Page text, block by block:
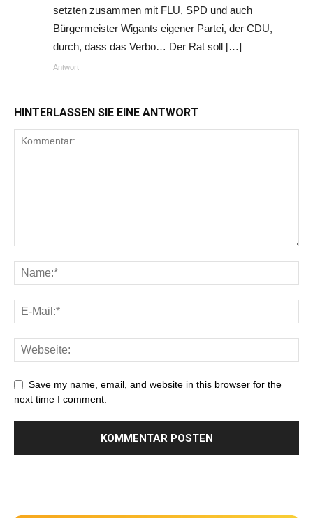
setzten zusammen mit FLU, SPD und auch
Bürgermeister Wigants eigener Partei, der CDU,
durch, dass das Verbo… Der Rat soll […]
Antwort
HINTERLASSEN SIE EINE ANTWORT
Save my name, email, and website in this browser for the
next time I comment.